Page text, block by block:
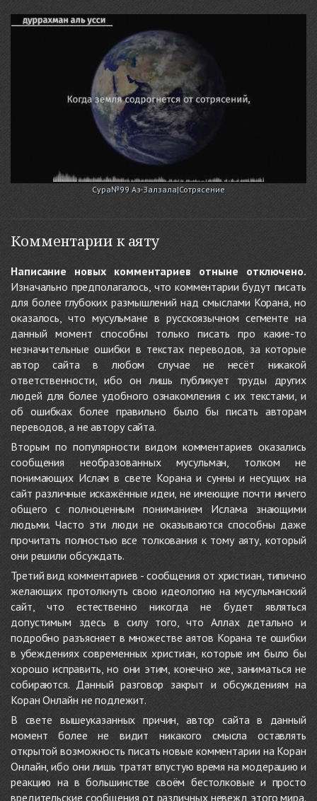
Сура№99 Аз-Залзала|Сотрясение
Комментарии к аяту
Написание новых комментариев отныне отключено.
Изначально предполагалось, что комментарии будут писать
для более глубоких размышлений над смыслами Корана, но
оказалось, что мусульмане в русскоязычном сегменте на
данный момент способны только писать про какие-то
незначительные ошибки в текстах переводов, за которые
автор сайта в любом случае не несёт никакой
ответственности, ибо он лишь публикует труды других
людей для более удобного ознакомления с их текстами, и
об ошибках более правильно было бы писать авторам
переводов, а не автору сайта.
Вторым по популярности видом комментариев оказались
сообщения необразованных мусульман, толком не
понимающих Ислам в свете Корана и сунны и несущих на
сайт различные искажённые идеи, не имеющие почти ничего
общего с полноценным пониманием Ислама знающими
людьми. Часто эти люди не оказываются способны даже
прочитать полностью все толкования к тому аяту, который
они решили обсуждать.
Третий вид комментариев - сообщения от христиан, типично
желающих протолкнуть свою идеологию на мусульманский
сайт, что естественно никогда не будет являться
допустимым здесь в силу того, что Аллах детально и
подробно разъясняет в множестве аятов Корана те ошибки
в убеждениях современных христиан, которые им было бы
хорошо исправить, но они этим, конечно же, заниматься не
собираются. Данный разговор закрыт и обсуждениям на
Коран Онлайн не подлежит.
В свете вышеуказанных причин, автор сайта в данный
момент более не видит никакого смысла оставлять
открытой возможность писать новые комментарии на Коран
Онлайн, ибо они лишь тратят впустую время на модерацию и
реакцию на в большинстве своём бестолковые и просто
вредительские сообщения от различных невежд этого мира.